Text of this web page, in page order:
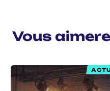
Vous